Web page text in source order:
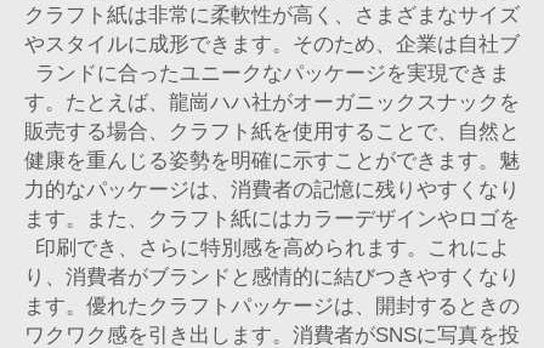
クラフト紙は非常に柔軟性が高く、さまざまなサイズ
やスタイルに成形できます。そのため、企業は自社ブ
ランドに合ったユニークなパッケージを実現できま
す。たとえば、龍崗ハハ社がオーガニックスナックを
販売する場合、クラフト紙を使用することで、自然と
健康を重んじる姿勢を明確に示すことができます。魅
力的なパッケージは、消費者の記憶に残りやすくなり
ます。また、クラフト紙にはカラーデザインやロゴを
印刷でき、さらに特別感を高められます。これによ
り、消費者がブランドと感情的に結びつきやすくなり
ます。優れたクラフトパッケージは、開封するときの
ワクワク感を引き出します。消費者がSNSに写真を投